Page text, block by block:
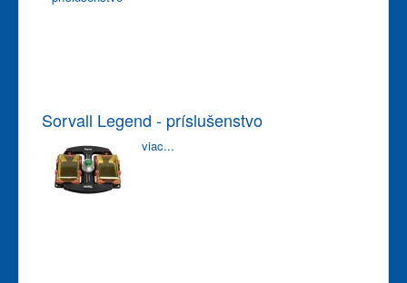
Sorvall Legend - príslušenstvo
viac...